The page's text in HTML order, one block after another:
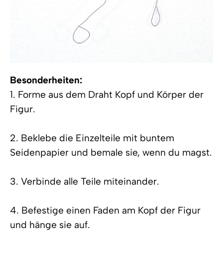
Besonderheiten:
1. Forme aus dem Draht Kopf und Körper der
Figur.
2. Beklebe die Einzelteile mit buntem
Seidenpapier und bemale sie, wenn du magst.
3. Verbinde alle Teile miteinander.
4. Befestige einen Faden am Kopf der Figur
und hänge sie auf.